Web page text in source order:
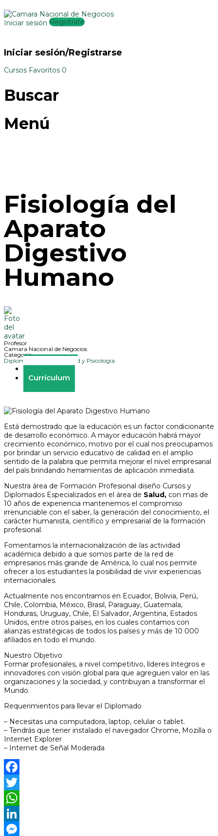
Iniciar sesión Registrate
Iniciar sesión/Registrarse
Cursos Favoritos 0
Buscar
Menú
Fisiología del
Aparato
Digestivo
Humano
Profesor
Camara Nacional de Negocios
Categoría:
Diplomados y cursos
Salud y Psicología
Descripción
Currículum
Está demostrado que la educación es un factor condicionante
de desarrollo económico. A mayor educación habrá mayor
crecimiento económico, motivo por el cual nos preocupamos
por brindar un servicio educativo de calidad en el amplio
sentido de la palabra que permita mejorar el nivel empresarial
del país brindando herramientas de aplicación inmediata.
Nuestra área de Formación Profesional diseño Cursos y
Diplomados Especializados en el área de Salud, con mas de
10 años de experiencia mantenemos el compromiso
irrenunciable con el saber, la generación del conocimiento, el
carácter humanista, científico y empresarial de la formación
profesional.
Fomentamos la internacionalización de las actividad
académica debido a que somos parte de la red de
empresarios más grande de América, lo cual nos permite
ofrecer a los estudiantes la posibilidad de vivir experiencias
internacionales.
Actualmente nos encontramos en Ecuador, Bolivia, Perú,
Chile, Colombia, México, Brasil, Paraguay, Guatemala,
Honduras, Uruguay, Chile, El Salvador, Argentina, Estados
Unidos, entre otros países, en los cuales contamos con
alianzas estratégicas de todos los países y más de 10 000
afiliados en todo el mundo.
Nuestro Objetivo
Formar profesionales, a nivel competitivo, líderes íntegros e
innovadores con visión global para que agreguen valor en las
organizaciones y la sociedad, y contribuyan a transformar el
Mundo.
Requerimientos para llevar el Diplomado
– Necesitas una computadora, laptop, celular o tablet.
– Tendrás que tener instalado el navegador Chrome, Mozilla o
Internet Explorer
– Internet de Señal Moderada
Facebook
Twitter
WhatsApp
LinkedIn